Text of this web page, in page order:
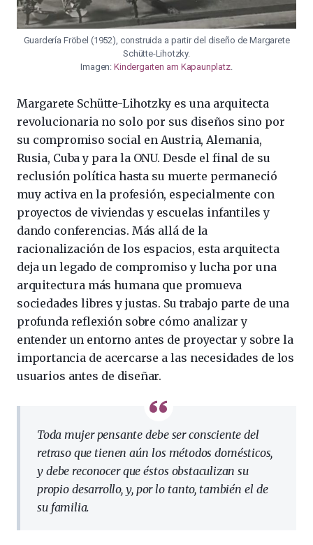
Guardería Fröbel (1952), construida a partir del diseño de Margarete
Schütte-Lihotzky.
Imagen:Kindergarten am Kapaunplatz.
Margarete Schütte-Lihotzky es una arquitecta
revolucionaria no solo por sus diseños sino por
su compromiso social en Austria, Alemania,
Rusia, Cuba y para la ONU. Desde el final de su
reclusión política hasta su muerte permaneció
muy activa en la profesión, especialmente con
proyectos de viviendas y escuelas infantiles y
dando conferencias. Más allá de la
racionalización de los espacios, esta arquitecta
deja un legado de compromiso y lucha por una
arquitectura más humana que promueva
sociedades libres y justas. Su trabajo parte de una
profunda reflexión sobre cómo analizar y
entender un entorno antes de proyectar y sobre la
importancia de acercarse a las necesidades de los
usuarios antes de diseñar.
Toda mujer pensante debe ser consciente del
retraso que tienen aún los métodos domésticos,
y debe reconocer que éstos obstaculizan su
propio desarrollo, y, por lo tanto, también el de
su familia.